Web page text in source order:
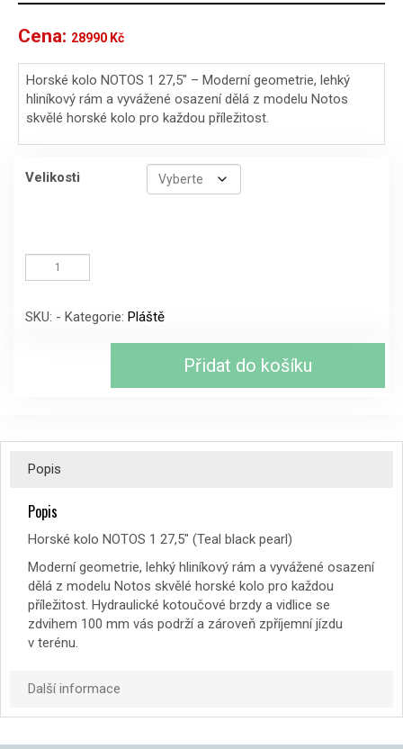
Cena: 28990 Kč
Horské kolo NOTOS 1 27,5″ – Moderní geometrie, lehký
hliníkový rám a vyvážené osazení dělá z modelu Notos
skvělé horské kolo pro každou příležitost.
Velikosti
NOTOS
27,5"
SKU: - Kategorie: Pláště
Přidat do košíku
Popis
Popis
Horské kolo NOTOS 1 27,5″ (Teal black pearl)
Moderní geometrie, lehký hliníkový rám a vyvážené osazení
dělá z modelu Notos skvělé horské kolo pro každou
příležitost. Hydraulické kotoučové brzdy a vidlice se
zdvihem 100 mm vás podrží a zároveň zpříjemní jízdu
v terénu.
Další informace